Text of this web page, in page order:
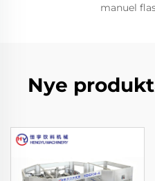
manuel
Nye